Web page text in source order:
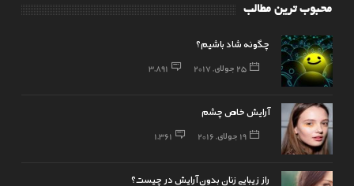
محبوب ترین مطالب
چگونه شاد باشیم؟
25 جولای, 2017 3,891
آرایش خاص چشم
19 جولای, 2016 1,361
راز زیبایی زنان بدون آرایش در چیست؟